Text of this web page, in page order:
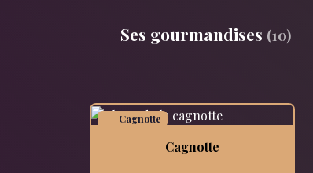
Ses gourmandises (10)
Cagnotte
Cagnotte